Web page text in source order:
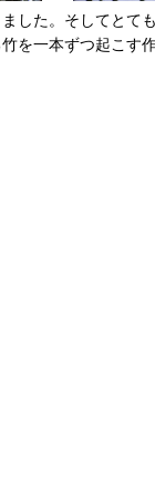
した。そしてとて
を一本ずつ起こす